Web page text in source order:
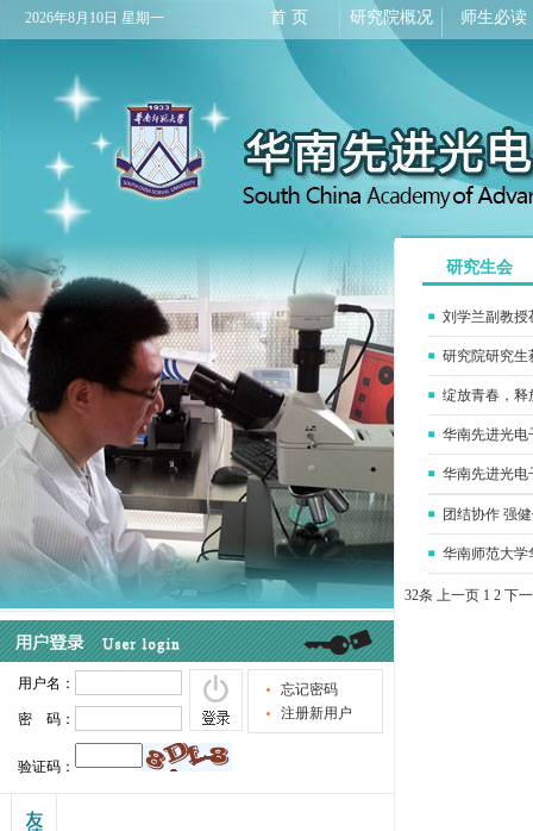
2026年8月10日 星期一 首 页 研究院概况 师生必读
研究生会
刘学兰副教授
研究院研究生
绽放青春，
华南先进光电
华南先进光电
团结协作 强
华南师范大学
32条 上一页 1 2 下